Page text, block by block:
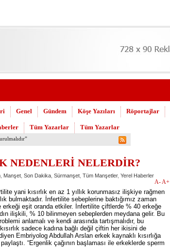
Genel Gündem Köşe Yazıları Röportajlar
Tüm Yazarlar Tüm Yazarlar
Hastane için çağrı…
NEDENLERİ NELERDİR?
Manşet Son Dakika Sürmanşet Tüm Manşetler, Yerel Haberler
A-A+
yani kısırlık en az 1 yıllık korunmasız ilişkiye rağmen
bulmaktadır. İnfertilite sebeplerine baktığımız zaman
eşit oranda etkiler. İnfertilite çiftlerde % 40 erkeğe
ilişkili, % 10 bilinmeyen sebeplerden meydana gelir. Bu
anlamalı ve kendi arasında tartışmalıdır, bu
sadece kadına bağlı değil çiftin her ikisini de
Embriyolog Abdullah Arslan erkek kaynaklı kısırlığa
“Ergenlik çağının başlaması ile erkeklerde sperm